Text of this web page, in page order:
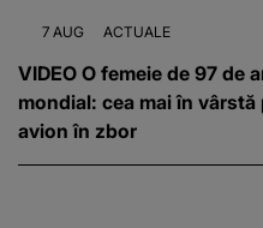
7 AUG ACTUALE
VIDEO O femeie de 97 de
mondial: cea mai în
avion în zbor